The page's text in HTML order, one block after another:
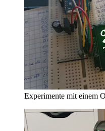
Experimente mit einem